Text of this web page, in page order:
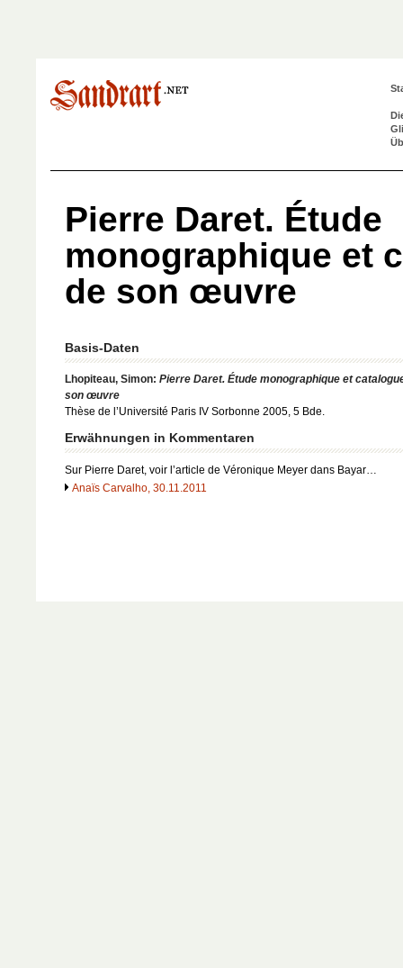
Pierre Daret. Étude
monographique et
de son œuvre
Basis-Daten
Lhopiteau, Simon: Pierre Daret. Étude monographique et
son œuvre
Thèse de l’Université Paris IV Sorbonne 2005, 5 Bde.
Erwähnungen in Kommentaren
Sur Pierre Daret, voir l’article de Véronique Meyer dans Bayar…
Anaïs Carvalho, 30.11.2011